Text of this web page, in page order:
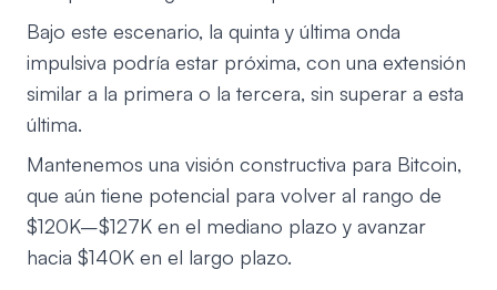
Bajo este escenario, la quinta y última onda
impulsiva podría estar próxima, con una extensión
similar a la primera o la tercera, sin superar a esta
última.
Mantenemos una visión constructiva para Bitcoin,
que aún tiene potencial para volver al rango de
$120K–$127K en el mediano plazo y avanzar
hacia $140K en el largo plazo.